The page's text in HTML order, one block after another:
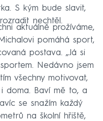
S kým bude slavit,
nechtěl.
aktuálně prožíváme,
pomáhá sport,
postava. „Já si
Nedávno jsem
všechny motivovat,
doma. Baví mě to, a
se snažím každý
na školní hřiště,